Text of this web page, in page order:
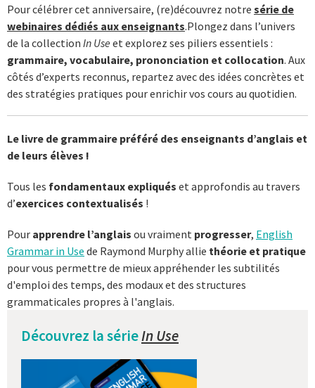
Pour célébrer cet anniversaire, (re)découvrez notre série de
webinaires dédiés aux enseignants.Plongez dans l’univers
de la collection In Use et explorez ses piliers essentiels :
grammaire, vocabulaire, prononciation et collocation. Aux
côtés d’experts reconnus, repartez avec des idées concrètes et
des stratégies pratiques pour enrichir vos cours au quotidien.
Le livre de grammaire préféré des enseignants d’anglais et
de leurs élèves !
Tous les fondamentaux expliqués et approfondis au travers
d’exercices contextualisés !
Pour apprendre l’anglais ou vraiment progresser, English
Grammar in Use de Raymond Murphy allie théorie et pratique
pour vous permettre de mieux appréhender les subtilités
d'emploi des temps, des modaux et des structures
grammaticales propres à l'anglais.
Découvrez la sérieIn Use